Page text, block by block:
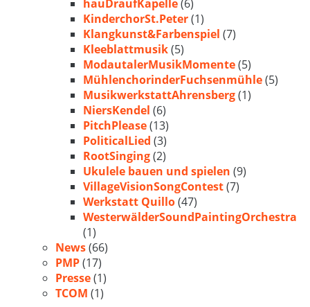
hauDraufKapelle(6)
KinderchorSt.Peter(1)
Klangkunst&Farbenspiel (7)
Kleeblattmusik(5)
ModautalerMusikMomente(5)
MühlenchorinderFuchsenmühle(5)
MusikwerkstattAhrensberg(1)
NiersKendel (6)
PitchPlease(13)
PoliticalLied (3)
RootSinging(2)
Ukulele bauen und spielen (9)
VillageVisionSongContest(7)
Werkstatt Quillo(47)
WesterwälderSoundPaintingOrchestra
(1)
News(66)
PMP(17)
Presse(1)
TCOM (1)